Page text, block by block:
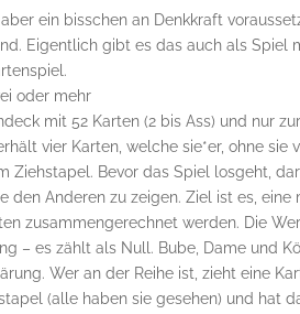
ein bisschen an Denkkraft
Eigentlich gibt es das auch als Spiel
oder mehr
mit 52 Karten (2 bis Ass) und nur
vier Karten, welche sie*er, ohne
Ziehstapel. Bevor das Spiel losgeht,
den Anderen zu zeigen. Ziel ist es,
zusammengerechnet werden. Die
– es zählt als Null. Bube, Dame und
Wer an der Reihe ist, zieht eine
(alle haben sie gesehen) und hat